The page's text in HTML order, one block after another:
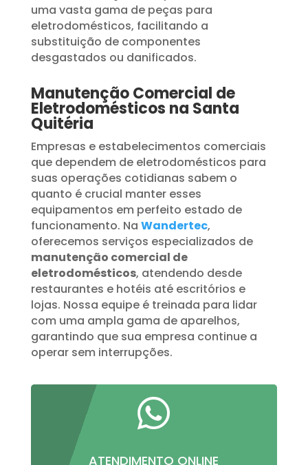
uma vasta gama de peças para
eletrodomésticos, facilitando a
substituição de componentes
desgastados ou danificados.
Manutenção Comercial de
Eletrodomésticos na Santa
Quitéria
Empresas e estabelecimentos comerciais
que dependem de eletrodomésticos para
suas operações cotidianas sabem o
quanto é crucial manter esses
equipamentos em perfeito estado de
funcionamento. Na Wandertec,
oferecemos serviços especializados de
manutenção comercial de
eletrodomésticos, atendendo desde
restaurantes e hotéis até escritórios e
lojas. Nossa equipe é treinada para lidar
com uma ampla gama de aparelhos,
garantindo que sua empresa continue a
operar sem interrupções.

ATENDIMENTO ONLINE